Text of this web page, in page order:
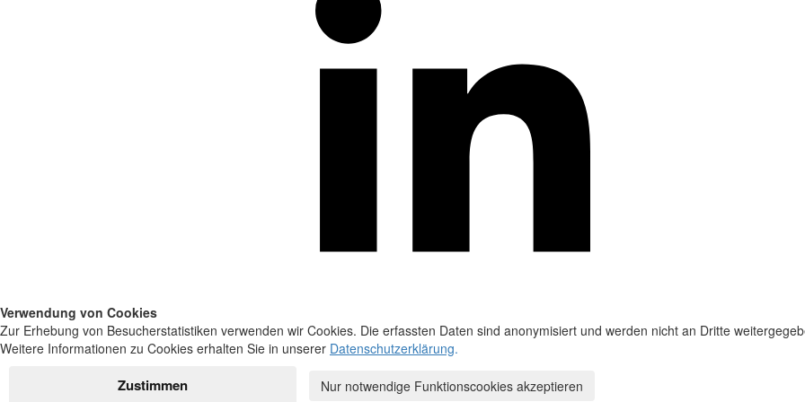
Verwendung von Cookies
Zur Erhebung von Besucherstatistiken verwenden wir Cookies. Die erfassten Daten sind anonymisiert und werden nicht an Dritte
Weitere Informationen zu Cookies erhalten Sie in unserer Datenschutzerklärung.
Zustimmen Nur notwendige Funktionscookies akzeptieren